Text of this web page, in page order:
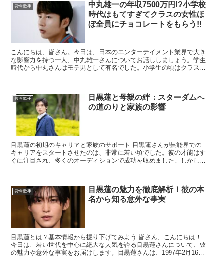
男性歌手
中丸雄一の年収7500万円!?小学校
時代はもてすぎてクラスの女性ほ
ぼ全員にチョコレートをもらう!!
こんにちは、皆さん。今日は、日本のエンターテイメント業界で大き
な影響力を持つ一人、中丸雄一さんについてお話ししましょう。学生
時代から中丸さんはモテ男として有名でした。小学生の頃はクラスの
男性歌手
目黒蓮と母親の絆：スターダムへ
の道のりと家族の影響
目黒蓮の初期のキャリアと家族のサポート 目黒蓮さんが芸能界での
キャリアをスタートさせたのは、非常に若い頃でした。彼の才能はす
ぐに注目され、多くのオーディションで成功を収めました。しかし、
男性歌手
目黒蓮の魅力を徹底解析！彼の本
名から知る意外な事実
目黒蓮とは？基本情報から掘り下げてみよう 皆さん、こんにちは！
今日は、若い世代を中心に絶大な人気を誇る目黒蓮さんについて、彼
の魅力や意外な事実をお届けします。目黒蓮さんは、1997年2月16日